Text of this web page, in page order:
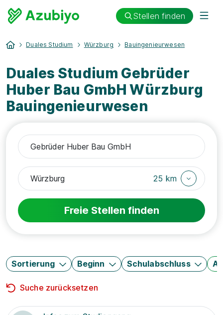
Stellen finden
Duales Studium Würzburg Bauingenieurwesen
Duales Studium Gebrüder
Huber Bau GmbH Würzburg
Bauingenieurwesen
25 km
Freie Stellen finden
Sortierung Beginn Schulabschluss
Suche zurücksetzen